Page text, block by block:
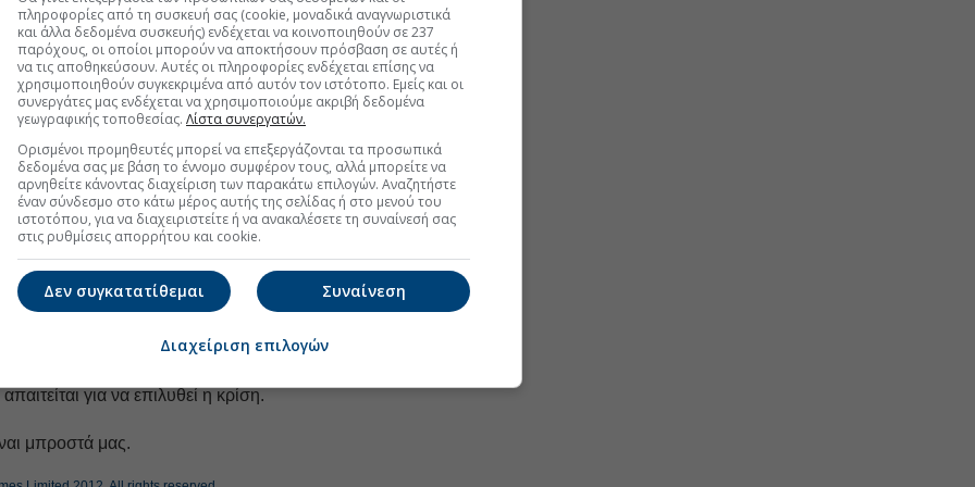
προσαρμογής θα ήταν ένα πρόγραμμα που θα
τομέα, τα επόμενα τρία με πέντε χρόνια,με
δημοσιονομικά ελλείμματα,και βεβαίως από
η απομόχλευση του ιδιωτικού τομέα θα πρέπει να
του δημοσίου. Εάν υλοποιηθούν οι
η Ισπανία θα ακολουθήσει τον δρόμο της Ελλάδας,
στον μηχανισμό στήριξης. Αυτό είναι τώρα το
ηγέτες είχαν μόλις 10 ημέρες να σώσουν
και τώρα είναι πως απέτυχαν. Η πολιτική της
επιβράδυνε την πολιτική διαδικασία και την
για να επιλυθεί η κρίση.
μπροστά μας.
πληροφορίες από τη συσκευή σας (cookie, μοναδικά αναγνωριστικά
και άλλα δεδομένα συσκευής) ενδέχεται να κοινοποιηθούν σε 237
παρόχους, οι οποίοι μπορούν να αποκτήσουν πρόσβαση σε αυτές ή
να τις αποθηκεύσουν. Αυτές οι πληροφορίες ενδέχεται επίσης να
χρησιμοποιηθούν συγκεκριμένα από αυτόν τον ιστότοπο. Εμείς και οι
συνεργάτες μας ενδέχεται να χρησιμοποιούμε ακριβή δεδομένα
γεωγραφικής τοποθεσίας. Λίστα συνεργατών.
Ορισμένοι προμηθευτές μπορεί να επεξεργάζονται τα προσωπικά
δεδομένα σας με βάση το έννομο συμφέρον τους, αλλά μπορείτε να
αρνηθείτε κάνοντας διαχείριση των παρακάτω επιλογών. Αναζητήστε
έναν σύνδεσμο στο κάτω μέρος αυτής της σελίδας ή στο μενού του
ιστοτόπου, για να διαχειριστείτε ή να ανακαλέσετε τη συναίνεσή σας
στις ρυθμίσεις απορρήτου και cookie.
Συναίνεση
Δεν συγκατατίθεμαι
Διαχείριση επιλογών